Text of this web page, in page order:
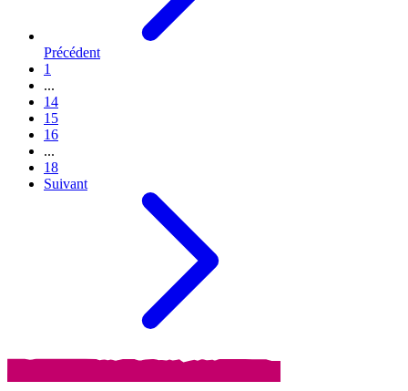
Précédent
1
...
14
15
16
...
18
Suivant